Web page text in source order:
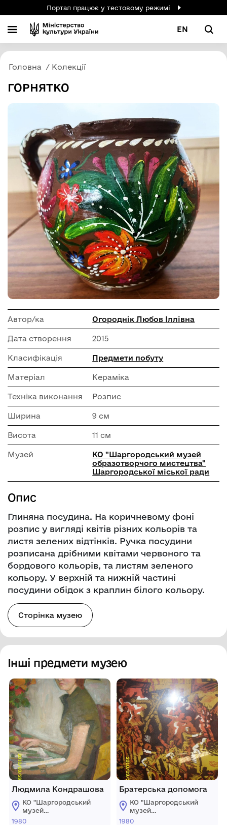
Портал працює у тестовому режимі
EN
Головна Колекції
ГОРНЯТКО
Автор/ка Огороднік Любов Іллівна
Дата створення 2015
Класифікація Предмети побуту
Матеріал Кераміка
Техніка виконання Розпис
Ширина 9 см
Висота 11 см
Музей
КО "Шаргородський музей
образотворчого мистецтва"
Шаргородської міської ради
Опис
Глиняна посудина. На коричневому фоні
розпис у вигляді квітів різних кольорів та
листя зелених відтінків. Ручка посудини
розписана дрібними квітами червоного та
бордового кольорів, та листям зеленого
кольору. У верхній та нижній частині
посудини обідок з краплин білого кольору.
Сторінка музею
Інші предмети музею
Людмила Кондрашова
КО "Шаргородський
музей
образотворчого
1980
Братерська допомога
КО "Шаргородський
музей
образотворчого
1980